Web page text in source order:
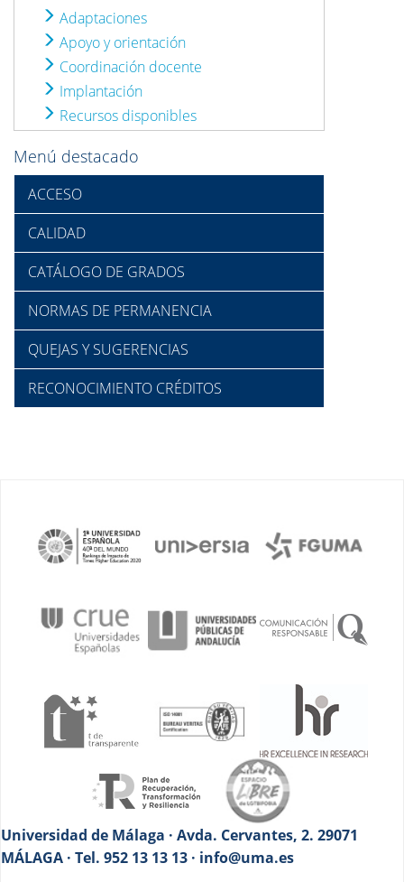
Adaptaciones
Apoyo y orientación
Coordinación docente
Implantación
Recursos disponibles
Menú destacado
ACCESO
CALIDAD
CATÁLOGO DE GRADOS
NORMAS DE PERMANENCIA
QUEJAS Y SUGERENCIAS
RECONOCIMIENTO CRÉDITOS
Universidad de Málaga · Avda. Cervantes, 2. 29071
MÁLAGA · Tel. 952 13 13 13 · info@uma.es